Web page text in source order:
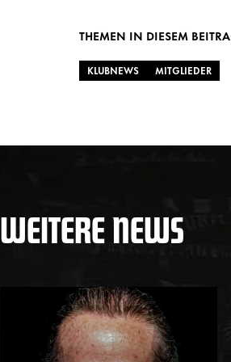
THEMEN IN DIESEM
KLUBNEWS MITGLIEDER
WEITERE NEWS